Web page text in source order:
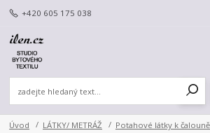
+420 605 175 038
Úvod LÁTKY/ METRÁŽ Potahové látky k